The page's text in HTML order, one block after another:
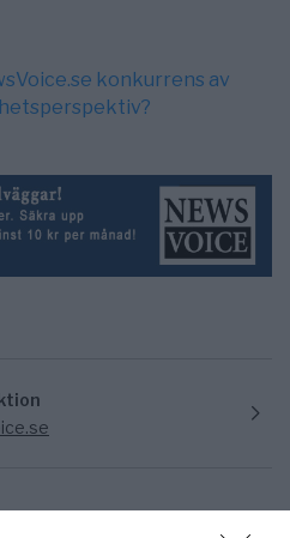
konkurrens av